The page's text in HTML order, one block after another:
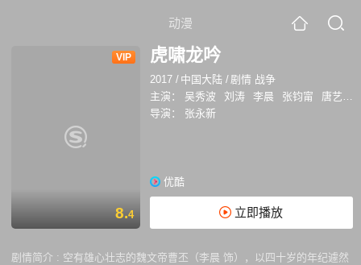
动漫
VIP
8.4
虎啸龙吟
2017 / 中国大陆 /剧情 战争
主演：
吴秀波 刘涛 李晨 张钧甯 唐艺昕
导演：
张永新
优酷
立即播放
剧情简介 : 空有雄心壮志的魏文帝曹丕（李晨 饰），以四十岁的年纪遽然